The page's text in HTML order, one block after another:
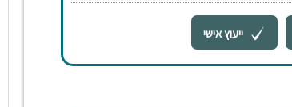
ייעוץ אישי